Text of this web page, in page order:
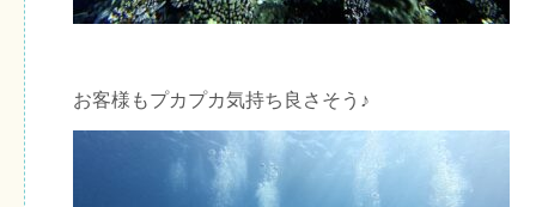
お客様もプカプカ気持ち良さそう♪